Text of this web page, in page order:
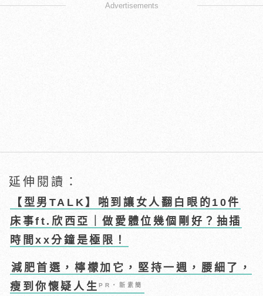
Advertisements
延伸閱讀：
【型男TALK】啪到讓女人翻白眼的10件
床事ft.欣西亞｜做愛體位幾個剛好？抽插
時間xx分鐘是極限！
減肥首選，檸檬加它，堅持一週，腰細了，
瘦到你懷疑人生PR・新素簡